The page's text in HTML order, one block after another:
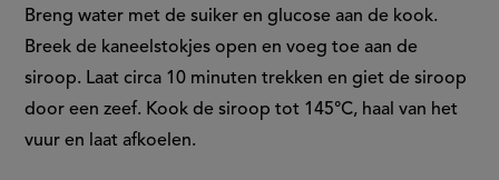
Breng water met de suiker en glucose aan de kook.
Breek de kaneelstokjes open en voeg toe aan de
siroop. Laat circa 10 minuten trekken en giet de siroop
door een zeef. Kook de siroop tot 145°C, haal van het
vuur en laat afkoelen.